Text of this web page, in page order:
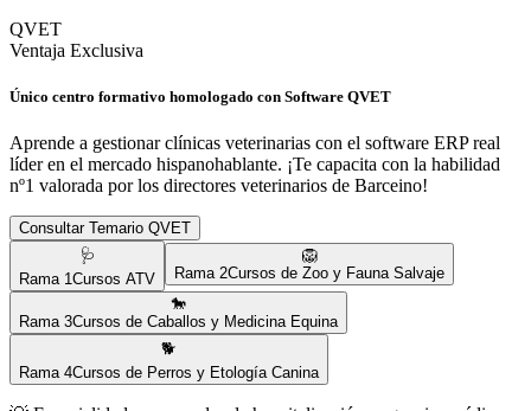
QVET
Ventaja Exclusiva
Único centro formativo homologado con Software QVET
Aprende a gestionar clínicas veterinarias con el software ERP real
líder en el mercado hispanohablante. ¡Te capacita con la habilidad
nº1 valorada por los directores veterinarios de Barceino!
Consultar Temario QVET
🩺
Rama 1Cursos ATV
🦁
Rama 2Cursos de Zoo y Fauna Salvaje
🐎
Rama 3Cursos de Caballos y Medicina Equina
🐕
Rama 4Cursos de Perros y Etología Canina